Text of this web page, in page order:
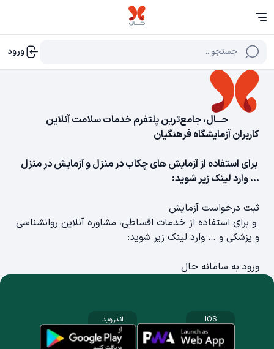
جستجو... ورود
حـــال، جامع‌ترین پلتفرم خدمات سلامت آنلاین
کاربران آزمایشگاه فرهنگیان
برای استفاده از آزمایش های چکاب در منزل و آزمایش در منزل
… وارد لینک زیر شوید:
ثبت درخواست آزمایش
و برای استفاده از خدمات اقساطی، مشاوره آنلاین روانشناسی
و پزشکی و … وارد لینک زیر شوید:
ورود به سامانه حال
IOS اندروید